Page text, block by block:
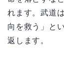
れます。武道
向を救う」と
返します。